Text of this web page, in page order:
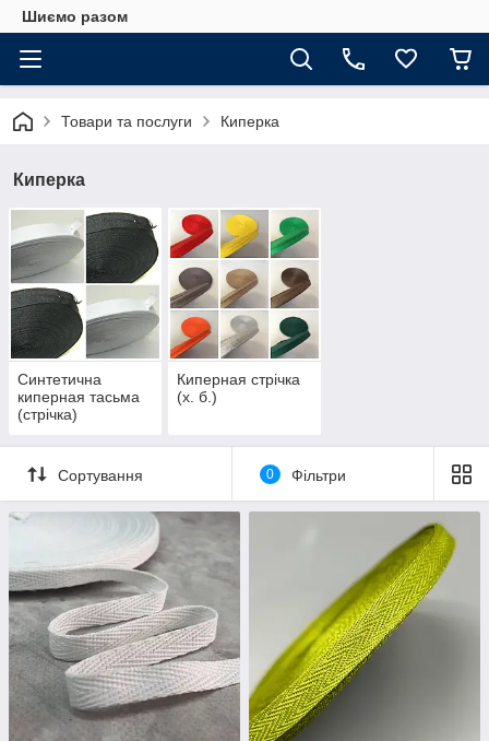
Шиємо разом
Товари та послуги Киперка
Киперка
Синтетична
киперная тасьма
(стрічка)
Киперная стрічка
(х. б.)
Сортування 0 Фільтри